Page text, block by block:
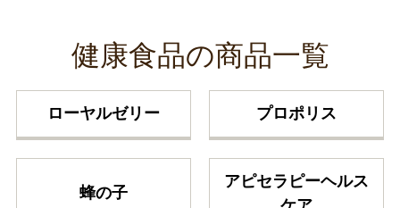
健康食品の商品一覧
ローヤルゼリー プロポリス
蜂の子
アピセラピーヘルス